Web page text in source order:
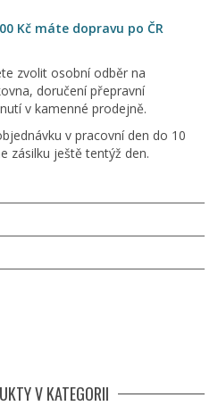
Kč máte dopravu po ČR
zvolit osobní odběr na
doručení přepravní
v kamenné prodejně.
v pracovní den do 10
zásilku ještě tentýž den.
V KATEGORII